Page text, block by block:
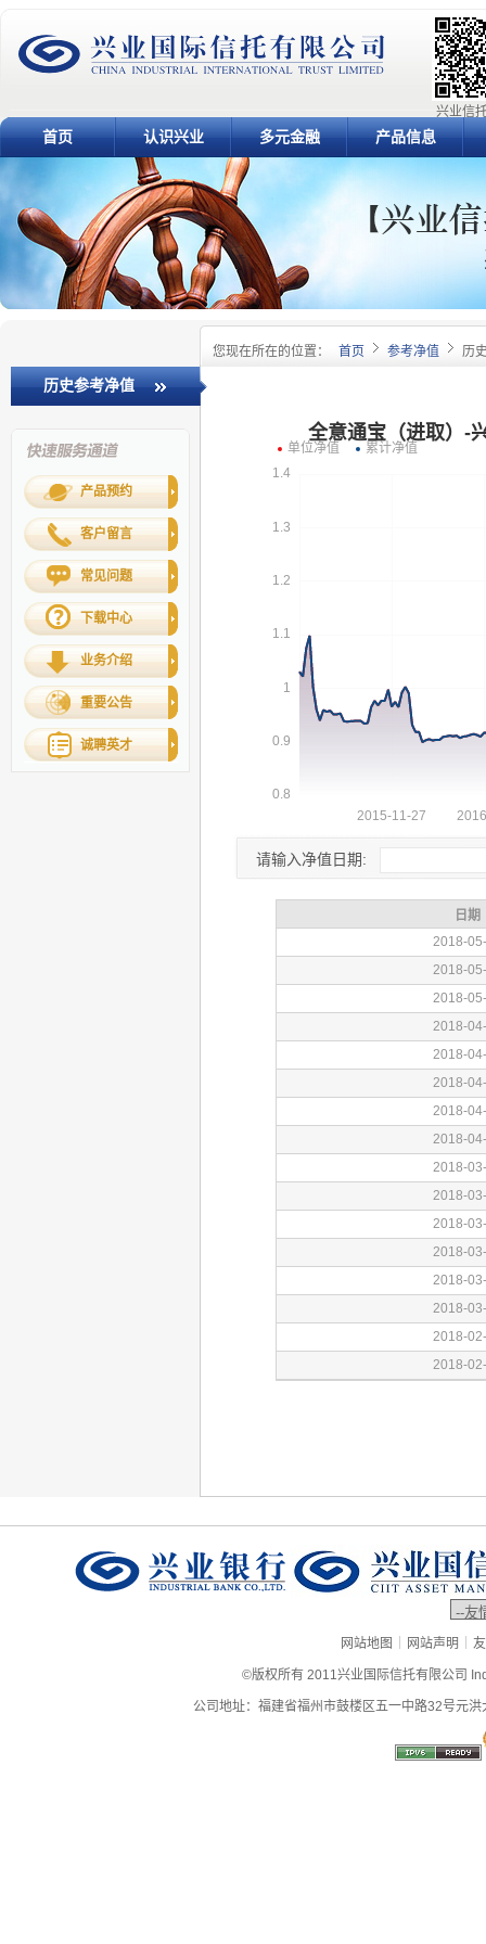
兴业信
首页 认识兴业 多元金融 产品信息
您现在所在的位置： 首页 参考净值 历
历史参考净值
产品预约
客户留言
常见问题
下载中心
业务介绍
重要公告
诚聘英才
请输入净值日期:
网站地图 | 网站声明 |
©版权所有 2011兴业国际信托有限公司
公司地址：福建省福州市鼓楼区五一中路32号元